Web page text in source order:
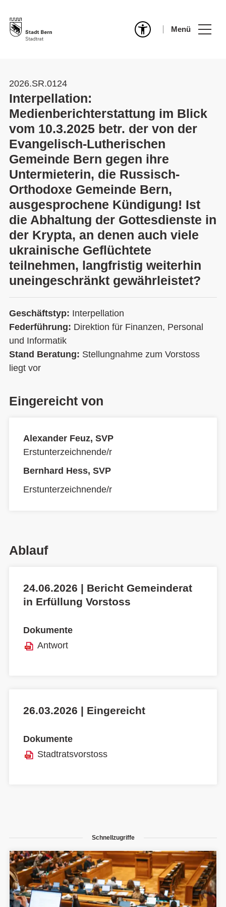
Menü
2026.SR.0124
Interpellation:
Medienberichterstattung im Blick
vom 10.3.2025 betr. der von der
Evangelisch-Lutherischen
Gemeinde Bern gegen ihre
Untermieterin, die Russisch-
Orthodoxe Gemeinde Bern,
ausgesprochene Kündigung! Ist
die Abhaltung der Gottesdienste in
der Krypta, an denen auch viele
ukrainische Geflüchtete
teilnehmen, langfristig weiterhin
uneingeschränkt gewährleistet?
Geschäftstyp: Interpellation
Federführung: Direktion für Finanzen, Personal
und Informatik
Stand Beratung: Stellungnahme zum Vorstoss
liegt vor
Eingereicht von
Alexander Feuz, SVP
Erstunterzeichnende/r
Bernhard Hess, SVP
Erstunterzeichnende/r
Ablauf
24.06.2026 | Bericht Gemeinderat
in Erfüllung Vorstoss
Dokumente
Antwort
26.03.2026 | Eingereicht
Dokumente
Stadtratsvorstoss
Schnellzugriffe